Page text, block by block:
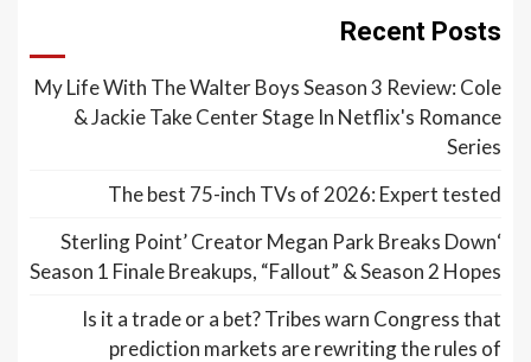
Recent Posts
My Life With The Walter Boys Season 3 Review: Cole
& Jackie Take Center Stage In Netflix's Romance
Series
The best 75-inch TVs of 2026: Expert tested
‘Sterling Point’ Creator Megan Park Breaks Down
Season 1 Finale Breakups, “Fallout” & Season 2 Hopes
Is it a trade or a bet? Tribes warn Congress that
prediction markets are rewriting the rules of